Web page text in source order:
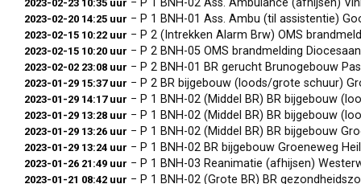
2023-02-23 10:35 uur
2023-02-20 14:25 uur − P 1 BNH-01 Ass. Ambu (til assistentie)
2023-02-15 10:22 uur − P 2 (Intrekken Alarm Brw) OMS
2023-02-15 10:20 uur − P 2 BNH-05 OMS brandmelding
2023-02-02 23:08 uur − P 2 BNH-01 BR gerucht Brunogebouw
2023-01-29 15:37 uur − P 2 BR bijgebouw (loods/grote schuur)
2023-01-29 14:17 uur − P 1 BNH-02 (Middel BR) BR bijgebouw
2023-01-29 13:28 uur − P 1 BNH-02 (Middel BR) BR bijgebouw
2023-01-29 13:26 uur − P 1 BNH-02 (Middel BR) BR bijgebouw
2023-01-29 13:24 uur − P 1 BNH-02 BR bijgebouw Groeneweg
2023-01-26 21:49 uur − P 1 BNH-03 Reanimatie (afhijsen)
2023-01-21 08:42 uur − P 1 BNH-02 (Grote BR) BR gezondheidszorg